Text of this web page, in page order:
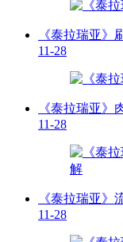
《泰拉瑞亚》
11-28
《泰拉瑞亚》
11-28
《泰拉瑞亚》
11-28